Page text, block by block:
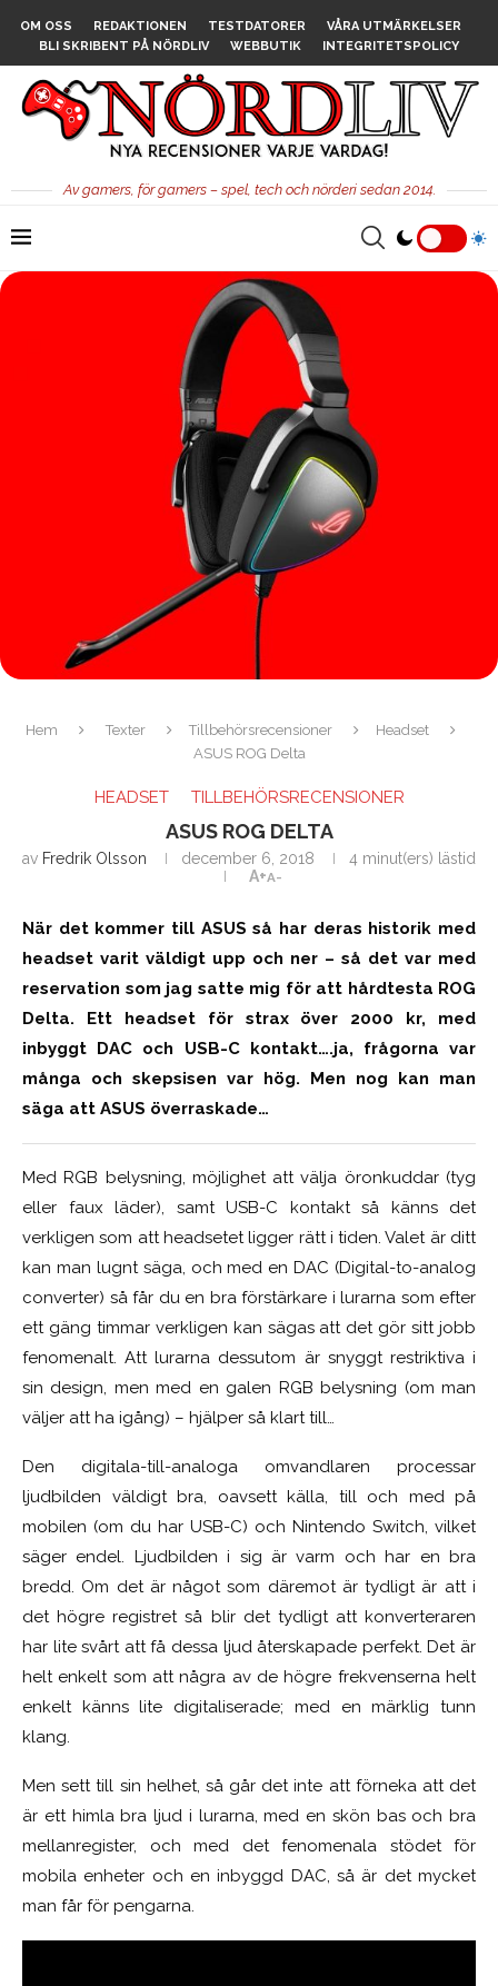
OM OSS REDAKTIONEN TESTDATORER
VÅRA UTMÄRKELSER
BLI SKRIBENT PÅ NÖRDLIV
WEBBUTIK INTEGRITETSPOLICY
Av gamers, för gamers – spel, tech och nörderi sedan 2014.
Hem Texter Tillbehörsrecensioner
Headset
ASUS ROG Delta
HEADSET TILLBEHÖRSRECENSIONER
ASUS ROG DELTA
av Fredrik Olsson december 6, 2018
4 minut(ers) lästid
A+A-
När det kommer till ASUS så har deras historik med
headset varit väldigt upp och ner – så det var med
reservation som jag satte mig för att hårdtesta ROG
Delta. Ett headset för strax över 2000 kr, med
inbyggt DAC och USB-C kontakt….ja, frågorna var
många och skepsisen var hög. Men nog kan man
säga att ASUS överraskade…
Med RGB belysning, möjlighet att välja öronkuddar (tyg
eller faux läder), samt USB-C kontakt så känns det
verkligen som att headsetet ligger rätt i tiden. Valet är ditt
kan man lugnt säga, och med en DAC (Digital-to-analog
converter) så får du en bra förstärkare i lurarna som efter
ett gäng timmar verkligen kan sägas att det gör sitt jobb
fenomenalt. Att lurarna dessutom är snyggt restriktiva i
sin design, men med en galen RGB belysning (om man
väljer att ha igång) – hjälper så klart till…
Den digitala-till-analoga omvandlaren processar
ljudbilden väldigt bra, oavsett källa, till och med på
mobilen (om du har USB-C) och Nintendo Switch, vilket
säger endel. Ljudbilden i sig är varm och har en bra
bredd. Om det är något som däremot är tydligt är att i
det högre registret så blir det tydligt att konverteraren
har lite svårt att få dessa ljud återskapade perfekt. Det är
helt enkelt som att några av de högre frekvenserna helt
enkelt känns lite digitaliserade; med en märklig tunn
klang.
Men sett till sin helhet, så går det inte att förneka att det
är ett himla bra ljud i lurarna, med en skön bas och bra
mellanregister, och med det fenomenala stödet för
mobila enheter och en inbyggd DAC, så är det mycket
man får för pengarna.